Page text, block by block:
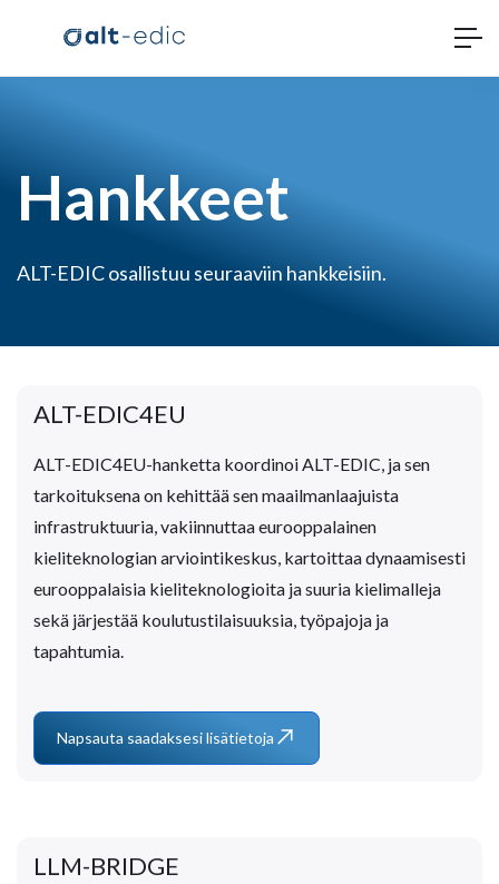
Hankkeet
ALT-EDIC osallistuu seuraaviin hankkeisiin.
ALT-EDIC4EU
ALT-EDIC4EU-hanketta koordinoi ALT-EDIC, ja sen
tarkoituksena on kehittää sen maailmanlaajuista
infrastruktuuria, vakiinnuttaa eurooppalainen
kieliteknologian arviointikeskus, kartoittaa dynaamisesti
eurooppalaisia kieliteknologioita ja suuria kielimalleja
sekä järjestää koulutustilaisuuksia, työpajoja ja
tapahtumia.
Napsauta saadaksesi lisätietoja
LLM-BRIDGE